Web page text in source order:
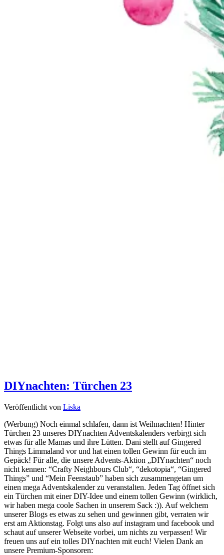
DIYnachten: Türchen 23
Veröffentlicht von Liska
(Werbung) Noch einmal schlafen, dann ist Weihnachten! Hinter
Türchen 23 unseres DIYnachten Adventskalenders verbirgt sich
etwas für alle Mamas und ihre Lütten. Dani stellt auf Gingered
Things Limmaland vor und hat einen tollen Gewinn für euch im
Gepäck! Für alle, die unsere Advents-Aktion „DIYnachten“ noch
nicht kennen: “Crafty Neighbours Club“, “dekotopia“, “Gingered
Things” und “Mein Feenstaub” haben sich zusammengetan um
einen mega Adventskalender zu veranstalten. Jeden Tag öffnet sich
ein Türchen mit einer DIY-Idee und einem tollen Gewinn (wirklich,
wir haben mega coole Sachen in unserem Sack :)). Auf welchem
unserer Blogs es etwas zu sehen und gewinnen gibt, verraten wir
erst am Aktionstag. Folgt uns also auf instagram und facebook und
schaut auf unserer Webseite vorbei, um nichts zu verpassen! Wir
freuen uns auf ein tolles DIYnachten mit euch! Vielen Dank an
unsere Premium-Sponsoren: